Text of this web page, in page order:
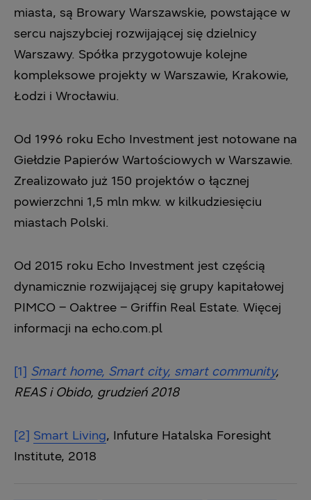
miasta, są Browary Warszawskie, powstające w
sercu najszybciej rozwijającej się dzielnicy
Warszawy. Spółka przygotowuje kolejne
kompleksowe projekty w Warszawie, Krakowie,
Łodzi i Wrocławiu.
Od 1996 roku Echo Investment jest notowane na
Giełdzie Papierów Wartościowych w Warszawie.
Zrealizowało już 150 projektów o łącznej
powierzchni 1,5 mln mkw. w kilkudziesięciu
miastach Polski.
Od 2015 roku Echo Investment jest częścią
dynamicznie rozwijającej się grupy kapitałowej
PIMCO – Oaktree – Griffin Real Estate. Więcej
informacji na echo.com.pl
[1] Smart home, Smart city, smart community,
REAS i Obido, grudzień 2018
[2] Smart Living, Infuture Hatalska Foresight
Institute, 2018